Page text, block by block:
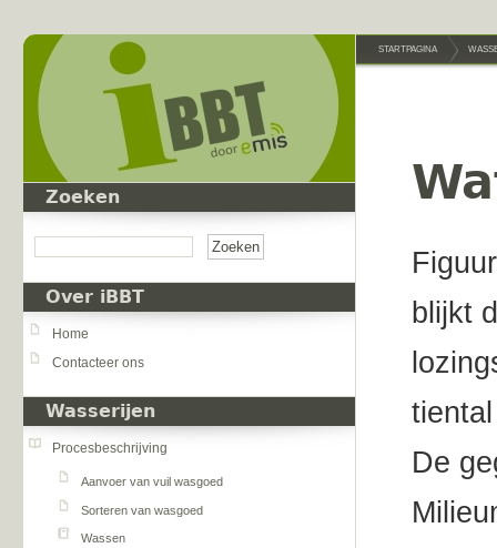
Zoeken
Over iBBT
Home
Contacteer ons
Wasserijen
Procesbeschrijving
Aanvoer van vuil wasgoed
Sorteren van wasgoed
Wassen
STARTPAGINA
blijkt
De